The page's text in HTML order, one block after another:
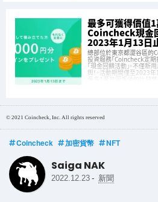
最多可獲得價值1
Coincheck現金
2023年1月13日
總部位於東京都澀谷區的
投資服務「Coincheck定
「現金回饋活動」。不僅新
與！。活動期間僅至2023
最多1萬日圓等值的比特幣
© 2021 Coincheck, Inc. All rights reserved
Coincheck 加密貨幣 NFT
Saiga NAK
2022.12.23 - 新聞